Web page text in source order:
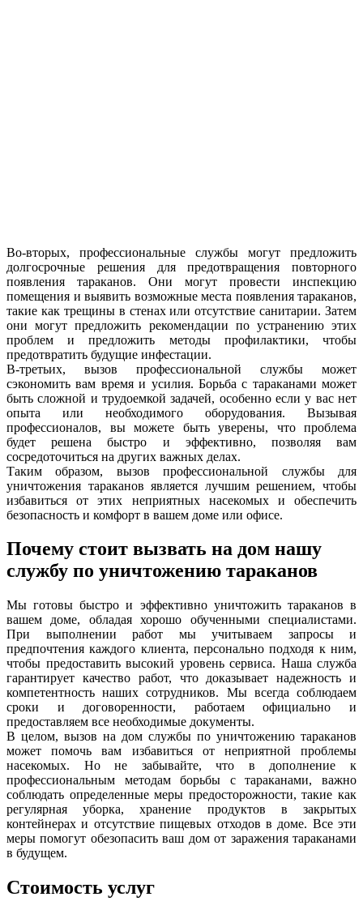
Во-вторых, профессиональные службы могут предложить
долгосрочные решения для предотвращения повторного
появления тараканов. Они могут провести инспекцию
помещения и выявить возможные места появления тараканов,
такие как трещины в стенах или отсутствие санитарии. Затем
они могут предложить рекомендации по устранению этих
проблем и предложить методы профилактики, чтобы
предотвратить будущие инфестации.
В-третьих, вызов профессиональной службы может
сэкономить вам время и усилия. Борьба с тараканами может
быть сложной и трудоемкой задачей, особенно если у вас нет
опыта или необходимого оборудования. Вызывая
профессионалов, вы можете быть уверены, что проблема
будет решена быстро и эффективно, позволяя вам
сосредоточиться на других важных делах.
Таким образом, вызов профессиональной службы для
уничтожения тараканов является лучшим решением, чтобы
избавиться от этих неприятных насекомых и обеспечить
безопасность и комфорт в вашем доме или офисе.
Почему стоит вызвать на дом нашу
службу по уничтожению тараканов
Мы готовы быстро и эффективно уничтожить тараканов в
вашем доме, обладая хорошо обученными специалистами.
При выполнении работ мы учитываем запросы и
предпочтения каждого клиента, персонально подходя к ним,
чтобы предоставить высокий уровень сервиса. Наша служба
гарантирует качество работ, что доказывает надежность и
компетентность наших сотрудников. Мы всегда соблюдаем
сроки и договоренности, работаем официально и
предоставляем все необходимые документы.
В целом, вызов на дом службы по уничтожению тараканов
может помочь вам избавиться от неприятной проблемы
насекомых. Но не забывайте, что в дополнение к
профессиональным методам борьбы с тараканами, важно
соблюдать определенные меры предосторожности, такие как
регулярная уборка, хранение продуктов в закрытых
контейнерах и отсутствие пищевых отходов в доме. Все эти
меры помогут обезопасить ваш дом от заражения тараканами
в будущем.
Стоимость услуг